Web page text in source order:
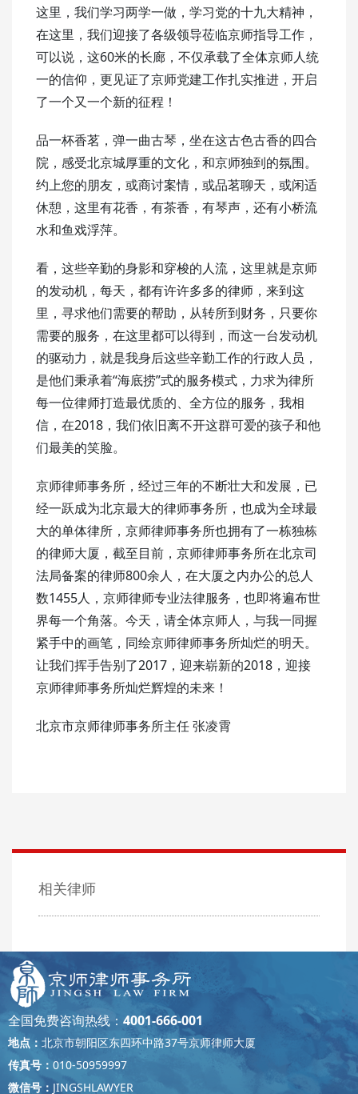
这里，我们学习两学一做，学习党的十九大精神，
在这里，我们迎接了各级领导莅临京师指导工作，
可以说，这60米的长廊，不仅承载了全体京师人统
一的信仰，更见证了京师党建工作扎实推进，开启
了一个又一个新的征程！
品一杯香茗，弹一曲古琴，坐在这古色古香的四合
院，感受北京城厚重的文化，和京师独到的氛围。
约上您的朋友，或商讨案情，或品茗聊天，或闲适
休憩，这里有花香，有茶香，有琴声，还有小桥流
水和鱼戏浮萍。
看，这些辛勤的身影和穿梭的人流，这里就是京师
的发动机，每天，都有许许多多的律师，来到这
里，寻求他们需要的帮助，从转所到财务，只要你
需要的服务，在这里都可以得到，而这一台发动机
的驱动力，就是我身后这些辛勤工作的行政人员，
是他们秉承着“海底捞”式的服务模式，力求为律所
每一位律师打造最优质的、全方位的服务，我相
信，在2018，我们依旧离不开这群可爱的孩子和他
们最美的笑脸。
京师律师事务所，经过三年的不断壮大和发展，已
经一跃成为北京最大的律师事务所，也成为全球最
大的单体律所，京师律师事务所也拥有了一栋独栋
的律师大厦，截至目前，京师律师事务所在北京司
法局备案的律师800余人，在大厦之内办公的总人
数1455人，京师律师专业法律服务，也即将遍布世
界每一个角落。今天，请全体京师人，与我一同握
紧手中的画笔，同绘京师律师事务所灿烂的明天。
让我们挥手告别了2017，迎来崭新的2018，迎接
京师律师事务所灿烂辉煌的未来！
北京市京师律师事务所主任 张凌霄
相关律师
全国免费咨询热线： 4001-666-001
地点： 北京市朝阳区东四环中路37号京师律师大厦
传真号： 010-50959997
微信号： JINGSHLAWYER